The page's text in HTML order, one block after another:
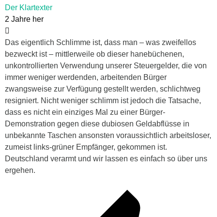
Der Klartexter
2 Jahre her
Das eigentlich Schlimme ist, dass man – was zweifellos
bezweckt ist – mittlerweile ob dieser hanebüchenen,
unkontrollierten Verwendung unserer Steuergelder, die von
immer weniger werdenden, arbeitenden Bürger
zwangsweise zur Verfügung gestellt werden, schlichtweg
resigniert. Nicht weniger schlimm ist jedoch die Tatsache,
dass es nicht ein einziges Mal zu einer Bürger-
Demonstration gegen diese dubiosen Geldabflüsse in
unbekannte Taschen ansonsten voraussichtlich arbeitsloser,
zumeist links-grüner Empfänger, gekommen ist.
Deutschland verarmt und wir lassen es einfach so über uns
ergehen.